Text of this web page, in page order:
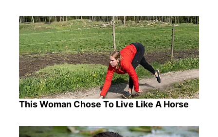
This Woman Chose To Live Like A Horse